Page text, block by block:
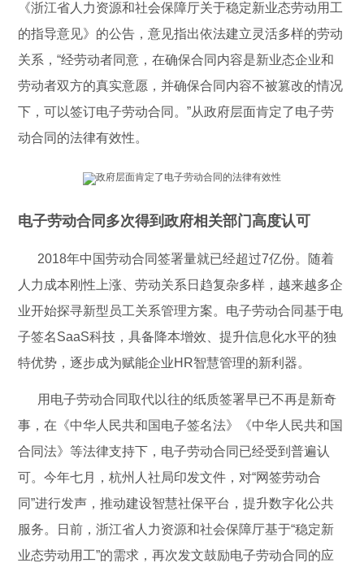
《浙江省人力资源和社会保障厅关于稳定新业态劳动用工
的指导意见》的公告，意见指出依法建立灵活多样的劳动
关系，“经劳动者同意，在确保合同内容是新业态企业和
劳动者双方的真实意愿，并确保合同内容不被篡改的情况
下，可以签订电子劳动合同。”从政府层面肯定了电子劳
动合同的法律有效性。
电子劳动合同多次得到政府相关部门高度认可
2018年中国劳动合同签署量就已经超过7亿份。随着
人力成本刚性上涨、劳动关系日趋复杂多样，越来越多企
业开始探寻新型员工关系管理方案。电子劳动合同基于电
子签名SaaS科技，具备降本增效、提升信息化水平的独
特优势，逐步成为赋能企业HR智慧管理的新利器。
用电子劳动合同取代以往的纸质签署早已不再是新奇
事，在《中华人民共和国电子签名法》《中华人民共和国
合同法》等法律支持下，电子劳动合同已经受到普遍认
可。今年七月，杭州人社局印发文件，对“网签劳动合
同”进行发声，推动建设智慧社保平台，提升数字化公共
服务。日前，浙江省人力资源和社会保障厅基于“稳定新
业态劳动用工”的需求，再次发文鼓励电子劳动合同的应